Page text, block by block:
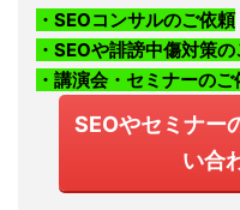
・SEOコンサルのご依頼
・SEOや誹謗中傷対策
・講演会・セミナーのご
SEOやセミナー
い合